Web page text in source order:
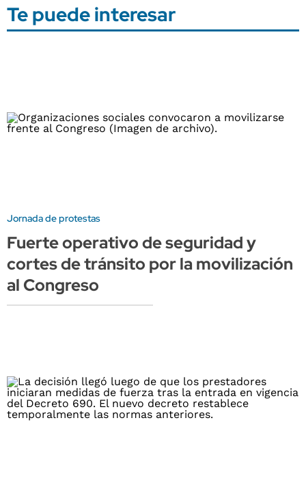
Te puede interesar
Jornada de protestas
Fuerte operativo de seguridad y
cortes de tránsito por la movilización
al Congreso